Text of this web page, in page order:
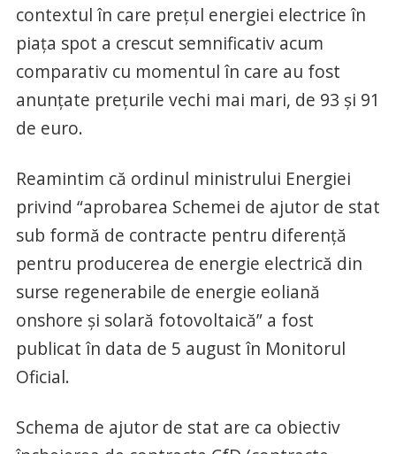
contextul în care prețul energiei electrice în
piața spot a crescut semnificativ acum
comparativ cu momentul în care au fost
anunțate prețurile vechi mai mari, de 93 și 91
de euro.
Reamintim că ordinul ministrului Energiei
privind “aprobarea Schemei de ajutor de stat
sub formă de contracte pentru diferență
pentru producerea de energie electrică din
surse regenerabile de energie eoliană
onshore și solară fotovoltaică” a fost
publicat în data de 5 august în Monitorul
Oficial.
Schema de ajutor de stat are ca obiectiv